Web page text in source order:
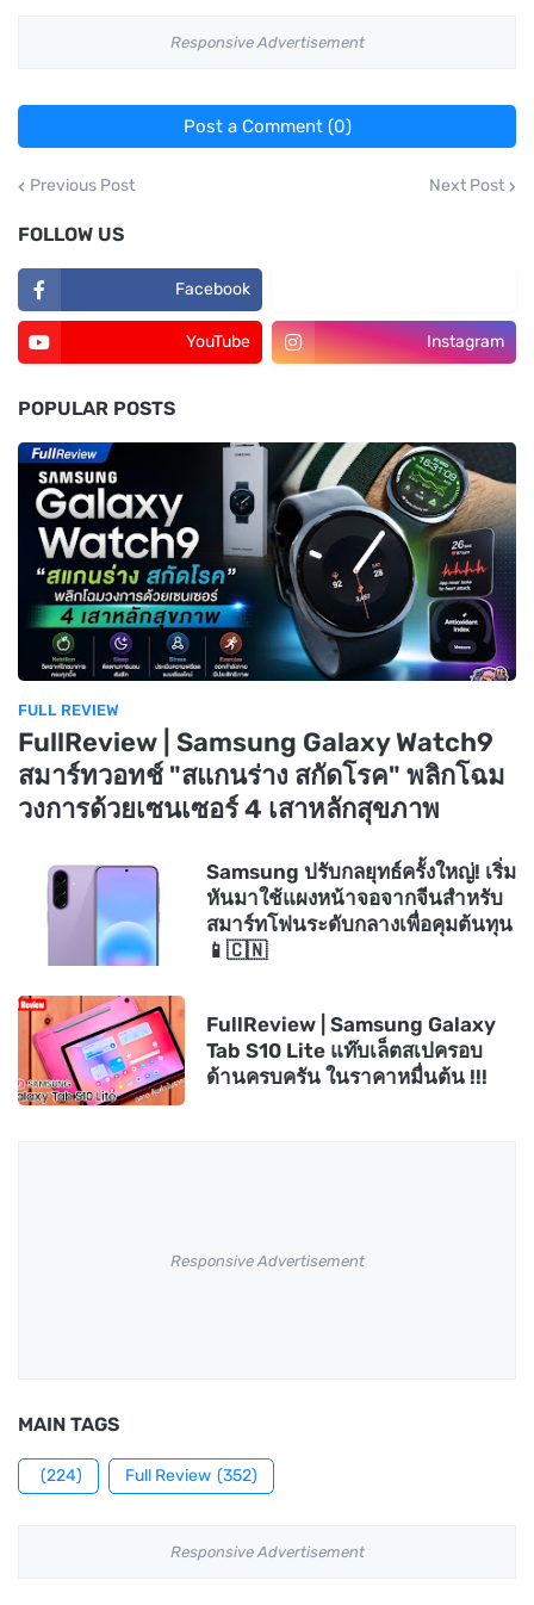
Responsive Advertisement
Post a Comment (0)
Previous Post Next Post
FOLLOW US
Facebook
YouTube Instagram
POPULAR POSTS
FULL REVIEW
FullReview | Samsung Galaxy Watch9
สมาร์ทวอทช์ "สแกนร่าง สกัดโรค" พลิกโฉม
วงการด้วยเซนเซอร์ 4 เสาหลักสุขภาพ
Samsung ปรับกลยุทธ์ครั้งใหญ่! เริ่ม
หันมาใช้แผงหน้าจอจากจีนสำหรับ
สมาร์ทโฟนระดับกลางเพื่อคุมต้นทุน
📱🇨🇳
FullReview | Samsung Galaxy
Tab S10 Lite แท๊บเล็ตสเปครอบ
ด้านครบครัน ในราคาหมื่นต้น !!!
Responsive Advertisement
MAIN TAGS
(224) Full Review (352)
Responsive Advertisement